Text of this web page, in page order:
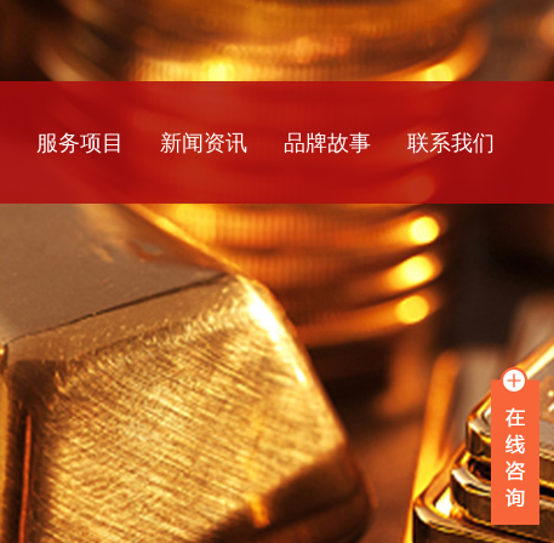
服务项目
银行流水
薪资流水
企业流水
在职证明
离职证明
收入证明
新闻资讯
公司新闻
行业资讯
常见问题
品牌故事 联系我们